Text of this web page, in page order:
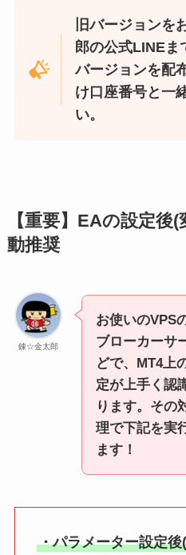
旧バージョン
郎の公式LINEま
バージョンを配
け口座番号と一
い。
【重要】EAの設定後
動推奨
錬☆金太郎
お使いのVPS
ブローカーサ
どで、MT4上
定が上手く認
ります。その
理で下記を実
ます！
・パラメーター設定